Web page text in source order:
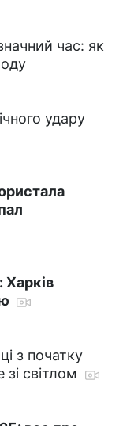
час: як
удару
Харків
з початку
світлом